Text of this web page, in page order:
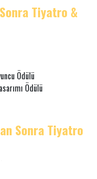
Tiyatro &
Ödülü
Ödülü
Sonra Tiyatro